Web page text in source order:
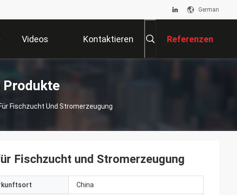
German
Videos Kontaktieren Referenzen
Fischzucht Und Stromerzeugung
Fischzucht und Stromerzeugung
China